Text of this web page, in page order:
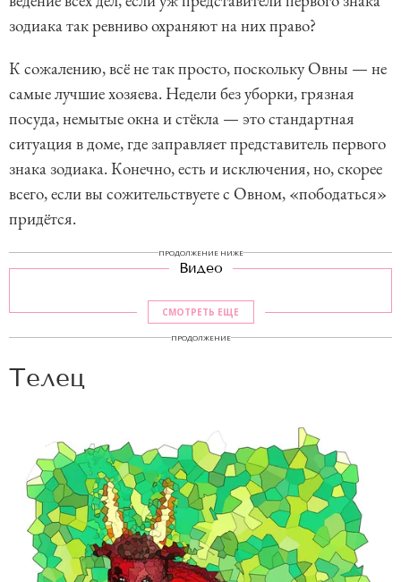
зодиака так ревниво охраняют на них право?
К сожалению, всё не так просто, поскольку Овны — не
самые лучшие хозяева. Недели без уборки, грязная
посуда, немытые окна и стёкла — это стандартная
ситуация в доме, где заправляет представитель первого
знака зодиака. Конечно, есть и исключения, но, скорее
всего, если вы сожительствуете с Овном, «пободаться»
придётся.
ПРОДОЛЖЕНИЕ НИЖЕ
Видео
СМОТРЕТЬ ЕЩЕ
ПРОДОЛЖЕНИЕ
Телец